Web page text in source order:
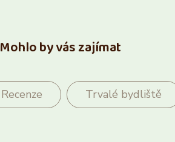
Mohlo by vás zajímat
Recenze Trvalé bydliště